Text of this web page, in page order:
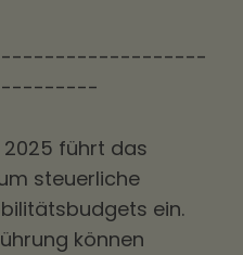
2025 führt das
steuerliche
ein.
können